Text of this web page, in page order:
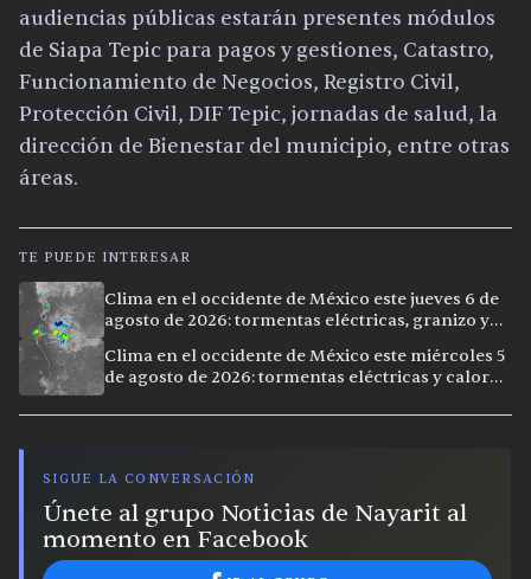
audiencias públicas estarán presentes módulos
de Siapa Tepic para pagos y gestiones, Catastro,
Funcionamiento de Negocios, Registro Civil,
Protección Civil, DIF Tepic, jornadas de salud, la
dirección de Bienestar del municipio, entre otras
áreas.
TE PUEDE INTERESAR
Clima en el occidente de México este jueves 6 de
agosto de 2026: tormentas eléctricas, granizo y
Clima en el occidente de México este miércoles 5
de agosto de 2026: tormentas eléctricas y calor
SIGUE LA CONVERSACIÓN
Únete al grupo Noticias de Nayarit al
momento en Facebook